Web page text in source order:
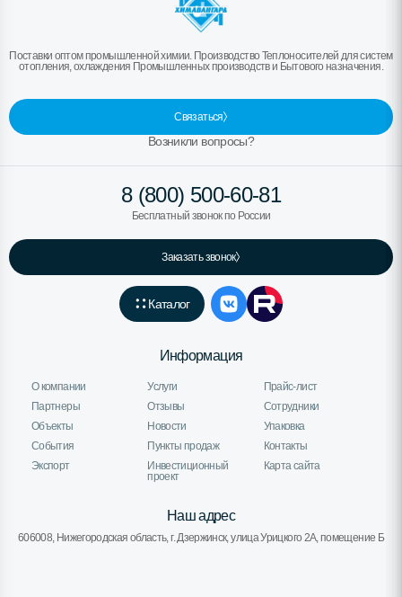
Поставки оптом промышленной химии. Производство Теплоносителей для систем
отопления, охлаждения Промышленных производств и Бытового назначения.
Связаться
Возникли вопросы?
8 (800) 500-60-81
Бесплатный звонок по России
Заказать звонок
Каталог
Информация
О компании Услуги
Прайс-лист
Партнеры
Отзывы
Сотрудники
Объекты
Новости
Упаковка
События
Пункты продаж
Контакты
Экспорт
Инвестиционный
проект
Карта сайта
Наш адрес
606008, Нижегородская область, г. Дзержинск, улица Урицкого 2А, помещение Б